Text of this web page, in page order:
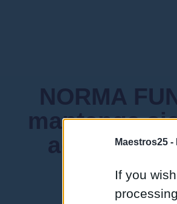
Maestros25 -
If you
NORMA
mantenga
admiten